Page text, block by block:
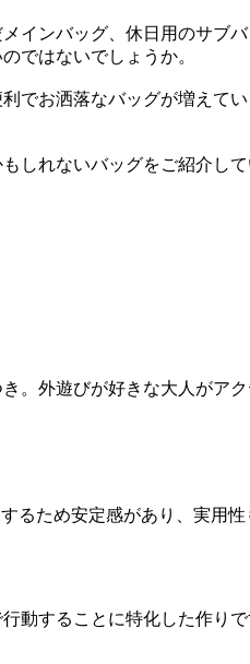
ンバッグ、休日用のサブ
ではないでしょうか。
お洒落なバッグが増えて
しれないバッグをご紹介して
。外遊びが好きな大人がア
ため安定感があり、実用
することに特化した作り